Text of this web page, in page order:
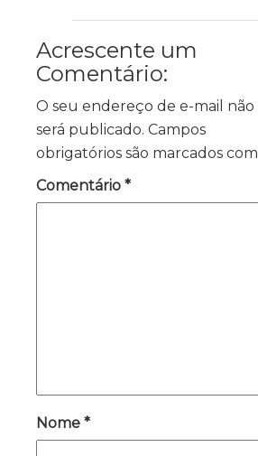
Acrescente um
Comentário:
O seu endereço de e-mail não
será publicado. Campos
obrigatórios são marcados com
Comentário *
Nome *